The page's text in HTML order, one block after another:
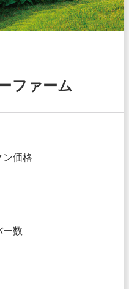
ファーム
価格
数